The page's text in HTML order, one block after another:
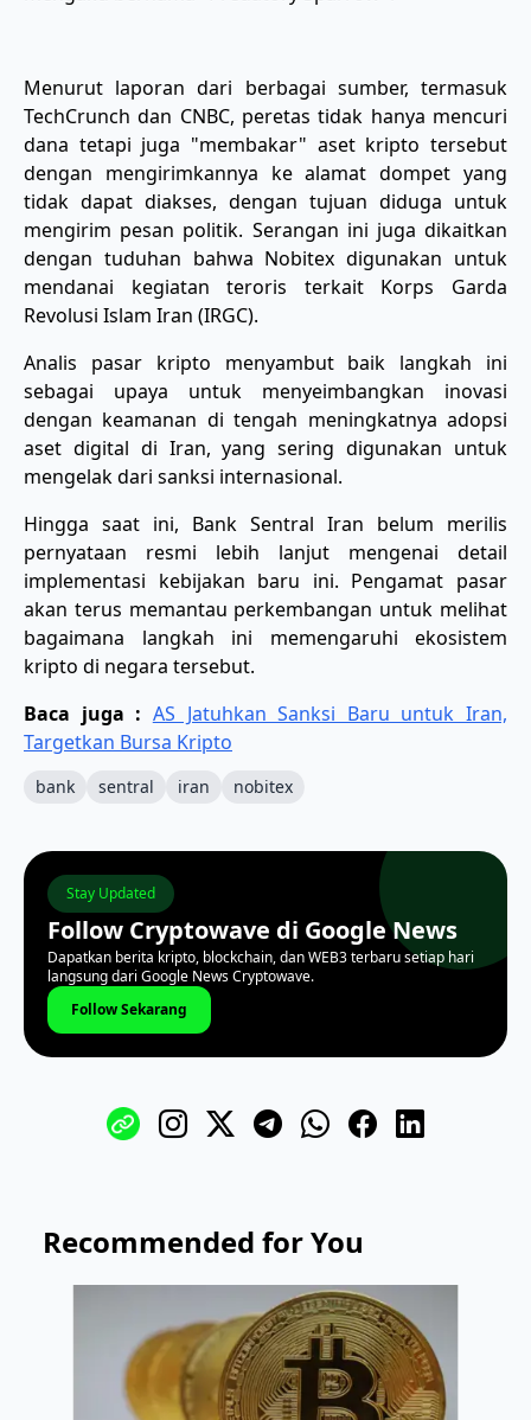
Menurut laporan dari berbagai sumber, termasuk
TechCrunch dan CNBC, peretas tidak hanya mencuri
dana tetapi juga "membakar" aset kripto tersebut
dengan mengirimkannya ke alamat dompet yang
tidak dapat diakses, dengan tujuan diduga untuk
mengirim pesan politik. Serangan ini juga dikaitkan
dengan tuduhan bahwa Nobitex digunakan untuk
mendanai kegiatan teroris terkait Korps Garda
Revolusi Islam Iran (IRGC).
Analis pasar kripto menyambut baik langkah ini
sebagai upaya untuk menyeimbangkan inovasi
dengan keamanan di tengah meningkatnya adopsi
aset digital di Iran, yang sering digunakan untuk
mengelak dari sanksi internasional.
Hingga saat ini, Bank Sentral Iran belum merilis
pernyataan resmi lebih lanjut mengenai detail
implementasi kebijakan baru ini. Pengamat pasar
akan terus memantau perkembangan untuk melihat
bagaimana langkah ini memengaruhi ekosistem
kripto di negara tersebut.
Baca juga : AS Jatuhkan Sanksi Baru untuk Iran,
Targetkan Bursa Kripto
bank sentral iran nobitex
Stay Updated
Follow Cryptowave di Google News
Dapatkan berita kripto, blockchain, dan WEB3 terbaru setiap hari
langsung dari Google News Cryptowave.
Follow Sekarang
Recommended for You